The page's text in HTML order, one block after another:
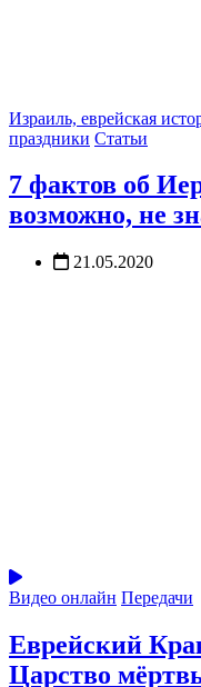
Израиль, еврейская
праздники Статьи
7 фактов об
возможно, не
21.05.2020
Видео онлайн Передачи
Еврейский
Царство